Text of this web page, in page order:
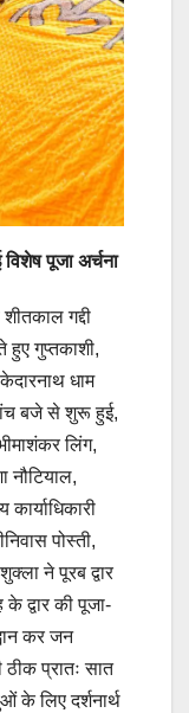
पूजा अर्चना
गद्दी
गुप्तकाशी,
धाम
बजे से शुरू हुई,
लिंग,
नौटियाल,
पोस्ती,
ने पूरब द्वार
द्वार की पूजा-
कर जन
प्रातः सात
के लिए दर्शनार्थ